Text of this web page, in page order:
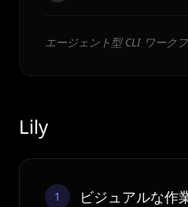
エージェント型 CLI ワーク
Lily
1 ビジュアルな作